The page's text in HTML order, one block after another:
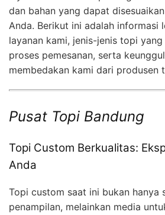
dan bahan yang dapat
Anda. Berikut ini adalah informasi
layanan kami, jenis-jenis topi
proses pemesanan, serta
membedakan kami dari produsen
Pusat Topi Bandung
Topi Custom Berkualitas:
Anda
Topi custom saat ini bukan hanya
penampilan, melainkan media